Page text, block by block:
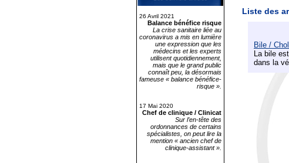
26 Avril 2021
Balance bénéfice risque
La crise sanitaire liée au
coronavirus a mis en lumière
une expression que les
médecins et les experts
utilisent quotidiennement,
mais que le grand public
connaît peu, la désormais
fameuse « balance bénéfice-
risque ».
17 Mai 2020
Chef de clinique / Clinicat
Sur l’en-tête des
ordonnances de certains
spécialistes, on peut lire la
mention « ancien chef de
clinique-assistant ».
Liste des
Bile /
La bile
dans la